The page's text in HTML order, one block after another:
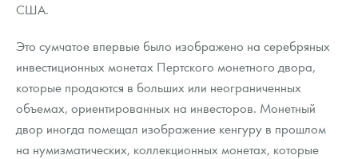
США.
Это сумчатое впервые было изображено на серебряных
инвестиционных монетах Пертского монетного двора,
которые продаются в больших или неограниченных
объемах, ориентированных на инвесторов. Монетный
двор иногда помещал изображение кенгуру в прошлом
на нумизматических, коллекционных монетах, которые